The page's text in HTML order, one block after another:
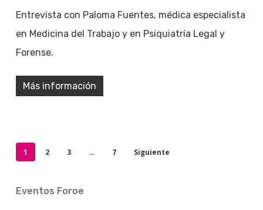
Entrevista con Paloma Fuentes, médica especialista
en Medicina del Trabajo y en Psiquiatría Legal y
Forense.
Más información
1 2 3 … 7 Siguiente
Eventos Foroe